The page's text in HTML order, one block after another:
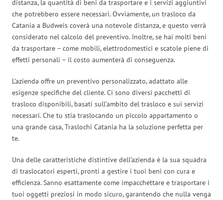
distanza, la quantità di beni da trasportare e i servizi aggiuntivi
che potrebbero essere necessari. Ovviamente, un trasloco da
Catania a Budweis coverà una notevole distanza, e questo verrà
considerato nel calcolo del preventivo. Inoltre, se hai molti beni
da trasportare – come mobili, elettrodomestici e scatole piene di
effetti personali – il costo aumenterà di conseguenza.
L’azienda offre un preventivo personalizzato, adattato alle
esigenze specifiche del cliente. Ci sono diversi pacchetti di
trasloco disponibili, basati sull’ambito del trasloco e sui servizi
necessari. Che tu stia traslocando un piccolo appartamento o
una grande casa, Traslochi Catania ha la soluzione perfetta per
te.
Una delle caratteristiche distintive dell’azienda è la sua squadra
di traslocatori esperti, pronti a gestire i tuoi beni con cura e
efficienza. Sanno esattamente come impacchettare e trasportare i
tuoi oggetti preziosi in modo sicuro, garantendo che nulla venga